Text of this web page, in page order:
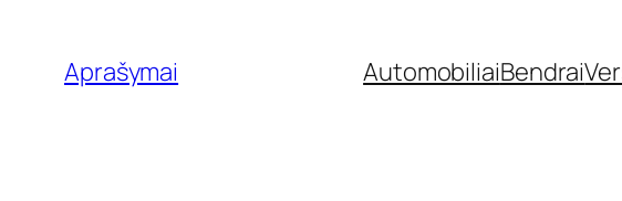
turinio
Aprašymai AutomobiliaiBendrai